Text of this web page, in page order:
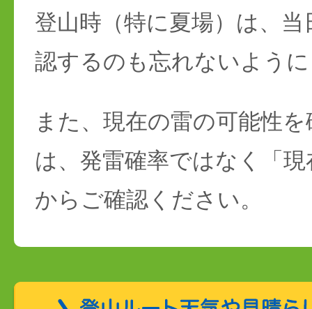
登山時（特に夏場）は、
認するのも忘れないよう
また、現在の雷の可能性
は、発雷確率ではなく「
からご確認ください。